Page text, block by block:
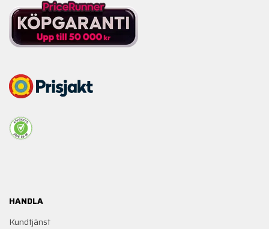
HANDLA
Kundtjänst